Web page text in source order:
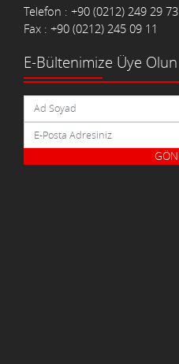
Telefon : +90 (0212) 249 29 73
Fax : +90 (0212) 245 09 11
E-Bültenimize Üye Olun